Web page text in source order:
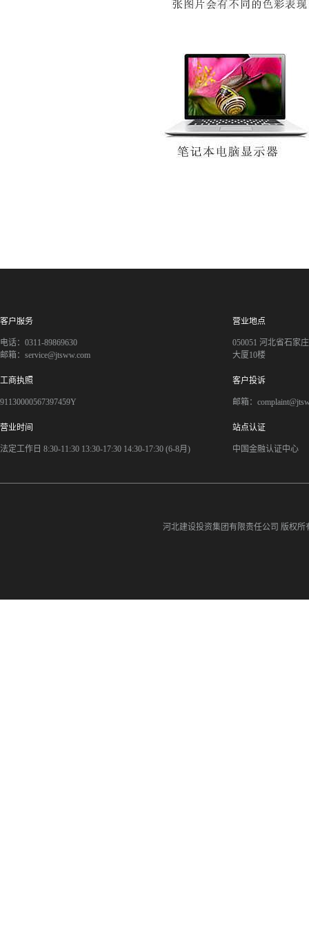
客户服务
电话：0311-89869630
邮箱：service@jtsww.com
营业地点
050051 河北省石家
大厦10楼
工商执照
91130000567397459Y
客户投诉
邮箱：
营业时间
法定工作日 8:30-11:30 13:30-17:30 14:30-17:30 (6-8月)
站点认证
中国金融认证中心
河北建设投资集团有限责任公司 版权所